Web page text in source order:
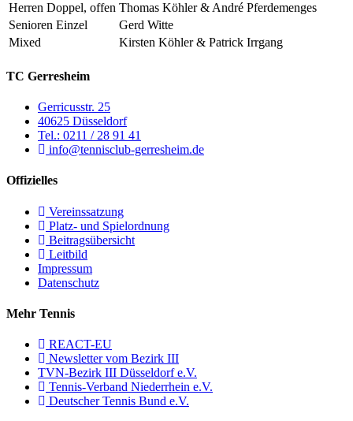
Herren Doppel, offen Thomas Köhler & André Pferdemenges
Senioren Einzel
Gerd Witte
Mixed
Kirsten Köhler & Patrick Irrgang
TC Gerresheim
Gerricusstr. 25
40625 Düsseldorf
Tel.: 0211 / 28 91 41
info@tennisclub-gerresheim.de
Offizielles
Vereinssatzung
Platz- und Spielordnung
Beitragsübersicht
Leitbild
Impressum
Datenschutz
Mehr Tennis
REACT-EU
Newsletter vom Bezirk III
TVN-Bezirk III Düsseldorf e.V.
Tennis-Verband Niederrhein e.V.
Deutscher Tennis Bund e.V.